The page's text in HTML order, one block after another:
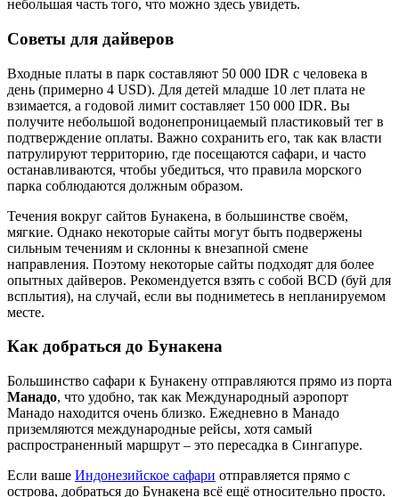
небольшая часть того, что можно здесь увидеть.
Советы для дайверов
Входные платы в парк составляют 50 000 IDR с человека в
день (примерно 4 USD). Для детей младше 10 лет плата не
взимается, а годовой лимит составляет 150 000 IDR. Вы
получите небольшой водонепроницаемый пластиковый тег в
подтверждение оплаты. Важно сохранить его, так как власти
патрулируют территорию, где посещаются сафари, и часто
останавливаются, чтобы убедиться, что правила морского
парка соблюдаются должным образом.
Течения вокруг сайтов Бунакена, в большинстве своём,
мягкие. Однако некоторые сайты могут быть подвержены
сильным течениям и склонны к внезапной смене
направления. Поэтому некоторые сайты подходят для более
опытных дайверов. Рекомендуется взять с собой BCD (буй для
всплытия), на случай, если вы подниметесь в непланируемом
месте.
Как добраться до Бунакена
Большинство сафари к Бунакену отправляются прямо из порта
Манадо, что удобно, так как Международный аэропорт
Манадо находится очень близко. Ежедневно в Манадо
приземляются международные рейсы, хотя самый
распространенный маршрут – это пересадка в Сингапуре.
Если ваше Индонезийское сафари отправляется прямо с
острова, добраться до Бунакена всё ещё относительно просто.